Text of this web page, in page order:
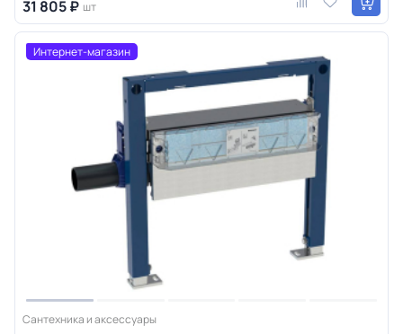
31 805 ₽ шт
Интернет-магазин
Сантехника и аксессуары